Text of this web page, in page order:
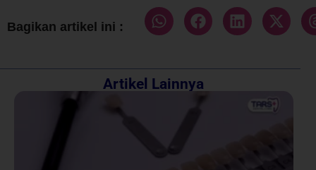
Bagikan artikel ini :
Artikel Lainnya